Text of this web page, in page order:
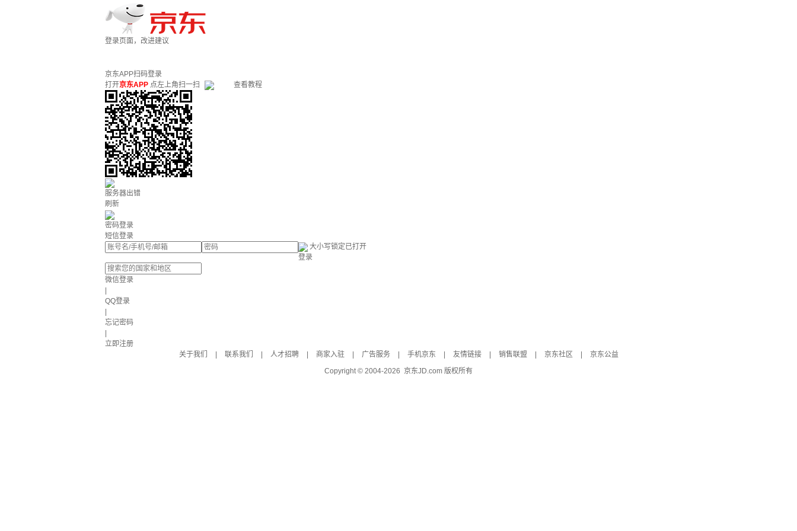
登录页面，改进建议
京东APP扫码登录
打开京东APP 点左上角扫一扫 查看教程
服务器出错
刷新
密码登录
短信登录
大小写锁定已打开
登录
微信登录
QQ登录
忘记密码
立即注册
关于我们
联系我们 人才招聘 商家入驻 广告服务 手机京东 友情链接 销售联盟 京东社区
京东公益
Copyright © 2004-2026 京东JD.com 版权所有